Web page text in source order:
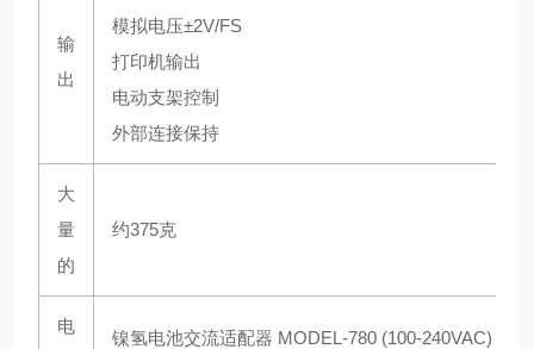
输
出
模拟电压±2V/FS
打印机输出
电动支架控制
外部连接保持
大
量
的
约375克
电
镍氢电池交流适配器 MODEL-780 (100-240VAC)